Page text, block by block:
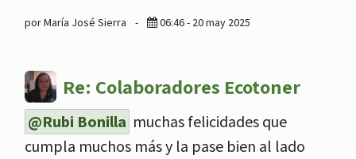
por María José Sierra - 06:46 - 20 may 2025
Re: Colaboradores Ecotoner
@Rubi Bonilla muchas felicidades que
cumpla muchos más y la pase bien al lado